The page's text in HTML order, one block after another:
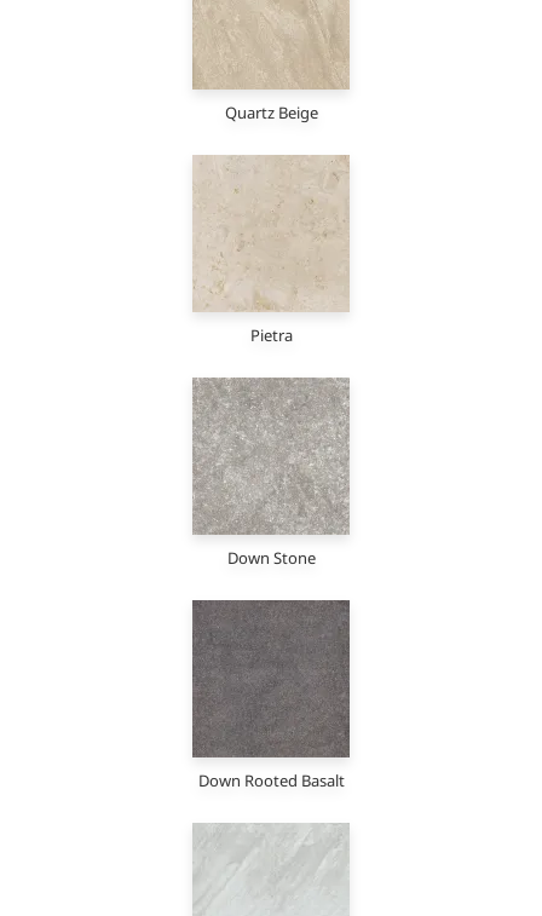
Quartz Beige
Pietra
Down Stone
Down Rooted Basalt